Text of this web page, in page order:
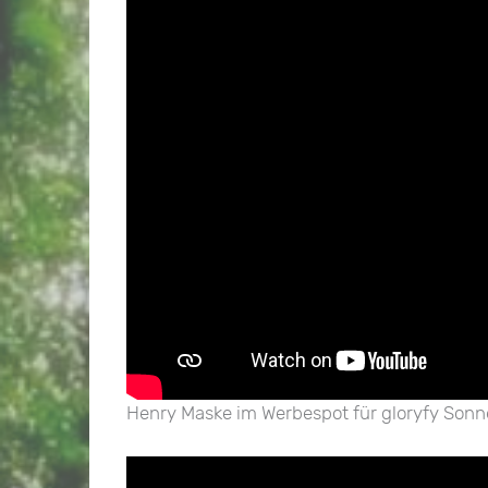
Henry Maske im Werbespot für gloryfy